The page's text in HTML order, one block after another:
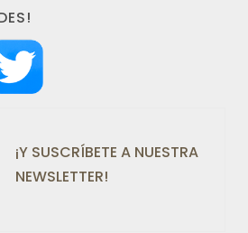
¡Y SUSCRÍBETE A NUESTRA
NEWSLETTER!